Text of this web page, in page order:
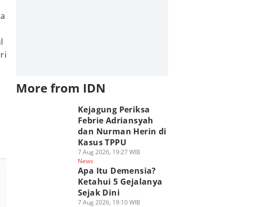
More from IDN
Kejagung Periksa
Febrie Adriansyah
dan Nurman Herin di
Kasus TPPU
7 Aug 2026, 19:27 WIB
News
Apa Itu Demensia?
Ketahui 5 Gejalanya
Sejak Dini
7 Aug 2026, 19:10 WIB